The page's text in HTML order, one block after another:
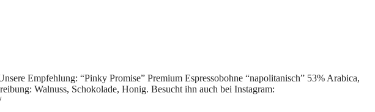
Empfehlung: “Pinky Promise” Premium Espressobohne “napolitanisch” 53% Arabica,
Walnuss, Schokolade, Honig. Besucht ihn auch bei Instagram: